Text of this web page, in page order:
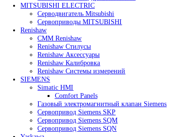
Линейные энкодеры Heidenhain LS 628C
Линейные энкодеры Heidenhain LS 688C
Поворотные энкодеры Heidenhain
MITSUBISHI ELECTRIC
Серводвигатель Mitsubishi
Сервоприводы MITSUBISHI
Renishaw
CMM Renishaw
Renishaw Cтилусы
Renishaw Аксессуары
Renishaw Калибровка
Renishaw Системы измерений
SIEMENS
Simatic HMI